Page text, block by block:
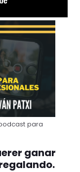
para
ganar